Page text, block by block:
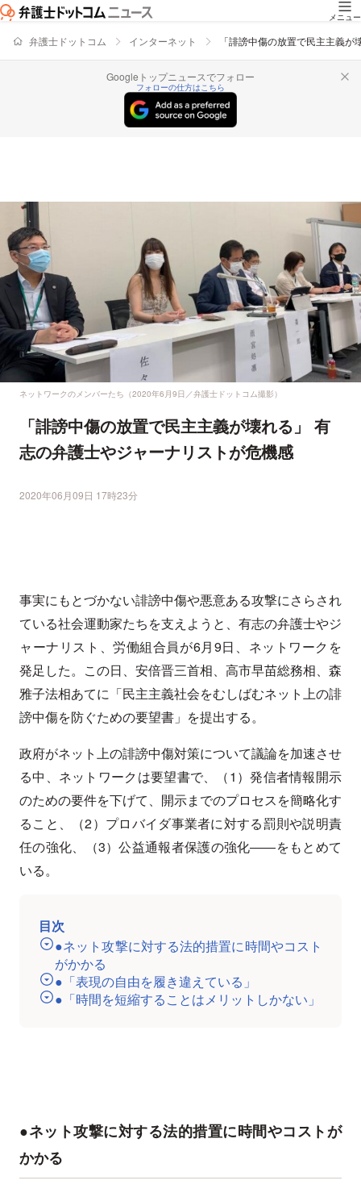
メニュー
弁護士ドットコム インターネット 「誹謗中傷の放置で民主主義
Googleトップニュースでフォロー
フォローの仕方はこちら
ネットワークのメンバーたち（2020年6月9日／弁護士ドットコム撮影）
「誹謗中傷の放置で民主主義が壊れる」 有
志の弁護士やジャーナリストが危機感
2020年06月09日 17時23分
事実にもとづかない誹謗中傷や悪意ある攻撃にさらされ
ている社会運動家たちを支えようと、有志の弁護士やジ
ャーナリスト、労働組合員が6月9日、ネットワークを
発足した。この日、安倍晋三首相、高市早苗総務相、森
雅子法相あてに「民主主義社会をむしばむネット上の誹
謗中傷を防ぐための要望書」を提出する。
政府がネット上の誹謗中傷対策について議論を加速させ
る中、ネットワークは要望書で、（1）発信者情報開示
のための要件を下げて、開示までのプロセスを簡略化す
ること、（2）プロバイダ事業者に対する罰則や説明責
任の強化、（3）公益通報者保護の強化――をもとめて
いる。
目次
●ネット攻撃に対する法的措置に時間やコスト
がかかる
●「表現の自由を履き違えている」
●「時間を短縮することはメリットしかない」
●ネット攻撃に対する法的措置に時間やコストが
かかる